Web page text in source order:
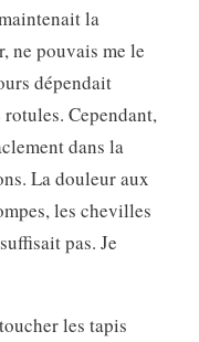
la
ne pouvais me le
dépendait
Cependant,
dans la
La douleur aux
les chevilles
pas. Je
les tapis